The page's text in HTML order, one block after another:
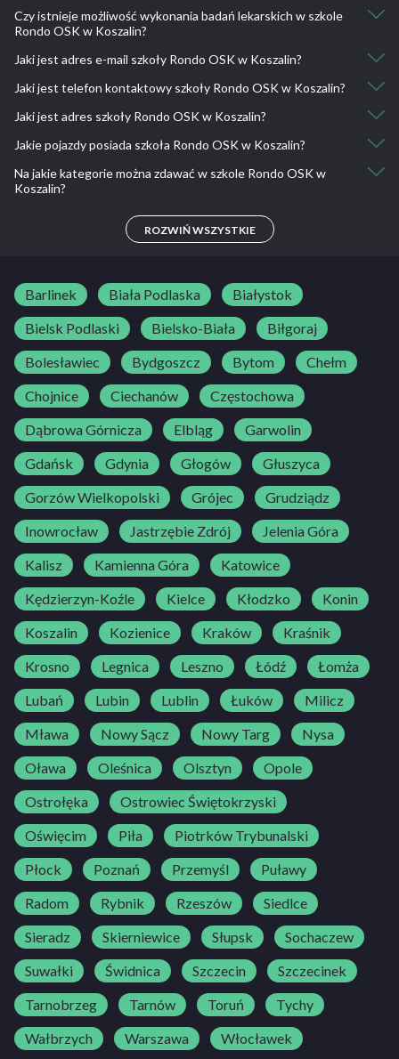
Kurs kat. B: 1600
Jazdy uzupełniające : 60
Czy istnieje możliwość wykonania badań lekarskich w szkole
Rondo OSK w Koszalin?
Nie, nie ma takiej możliwości.
Jaki jest adres e-mail szkoły Rondo OSK w Koszalin?
poczta@rondokoszalin.com
Jaki jest telefon kontaktowy szkoły Rondo OSK w Koszalin?
668 135 015
Jaki jest adres szkoły Rondo OSK w Koszalin?
Kazimierza Tetmajera 34A, 75-900 Koszalin, Polska
Jakie pojazdy posiada szkoła Rondo OSK w Koszalin?
Peugeot 208
Na jakie kategorie można zdawać w szkole Rondo OSK w
Koszalin?
ROZWIŃ WSZYSTKIE
Barlinek Biała Podlaska
Białystok
Bielsk Podlaski
Bielsko-Biała
Biłgoraj
Bolesławiec
Bydgoszcz Bytom
Chełm
Chojnice
Ciechanów
Częstochowa
Dąbrowa Górnicza
Elbląg
Garwolin
Gdańsk
Gdynia Głogów
Głuszyca
Gorzów Wielkopolski
Grójec
Grudziądz
Inowrocław
Jastrzębie Zdrój
Jelenia Góra
Kalisz
Kamienna Góra
Katowice
Kędzierzyn-Koźle
Kielce Kłodzko
Konin
Koszalin
Kozienice Kraków
Kraśnik
Krosno
Legnica Leszno Łódź
Łomża
Lubań
Lubin Lublin Łuków
Milicz
Mława
Nowy Sącz Nowy Targ
Nysa
Oława
Oleśnica Olsztyn
Opole
Ostrołęka
Ostrowiec Świętokrzyski
Oświęcim
Piła
Piotrków Trybunalski
Płock
Poznań Przemyśl
Puławy
Radom
Rybnik Rzeszów
Siedlce
Sieradz
Skierniewice Słupsk
Sochaczew
Suwałki
Świdnica Szczecin
Szczecinek
Tarnobrzeg
Tarnów Toruń
Tychy
Wałbrzych
Warszawa Włocławek